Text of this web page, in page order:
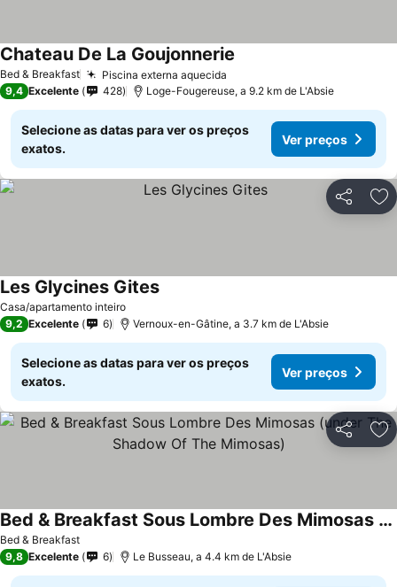
Bed & Breakfast Piscina externa aquecida
Chateau De La Goujonnerie
9,4 Excelente 428 Loge-Fougereuse, a 9.2 km de L'Absie
Selecione as datas para ver os preços
exatos.
Ver preços
Partilhar
Casa/apartamento inteiro
Les Glycines GitesVer preços
9,2 Excelente 6 Vernoux-en-Gâtine, a 3.7 km de L'Absie
Selecione as datas para ver os preços
exatos.
Ver preços
Partilhar
Bed & Breakfast
Bed & Breakfast Sous Lombre Des Mimosas (under The Shadow Of The Mimosas)
Ver preços
9,8 Excelente 6 Le Busseau, a 4.4 km de L'Absie